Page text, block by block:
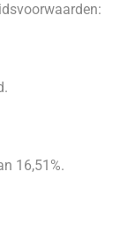
16,51%.